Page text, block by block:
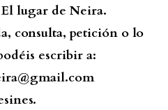
lugar de Neira.
consulta, petición o lo
escribir a: